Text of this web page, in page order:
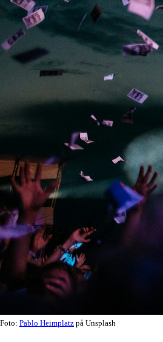
Foto: Pablo Heimplatz på Unsplash